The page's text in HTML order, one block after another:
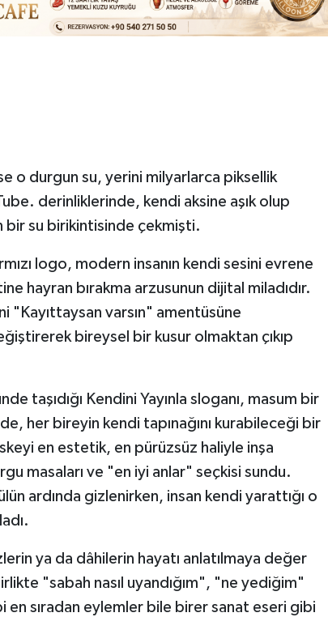
o durgun su, yerini milyarlarca piksellik
derinliklerinde, kendi aksine aşık olup
bir su birikintisinde çekmişti.
logo, modern insanın kendi sesini evrene
hayran bırakma arzusunun dijital miladıdır.
"Kayıttaysan varsın" amentüsüne
bireysel bir kusur olmaktan çıkıp
taşıdığı Kendini Yayınla sloganı, masum bir
her bireyin kendi tapınağını kurabileceği bir
en estetik, en pürüzsüz haliyle inşa
masaları ve "en iyi anlar" seçkisi sundu.
ardında gizlenirken, insan kendi yarattığı o
ya da dâhilerin hayatı anlatılmaya değer
"sabah nasıl uyandığım", "ne yediğim"
en sıradan eylemler bile birer sanat eseri gibi